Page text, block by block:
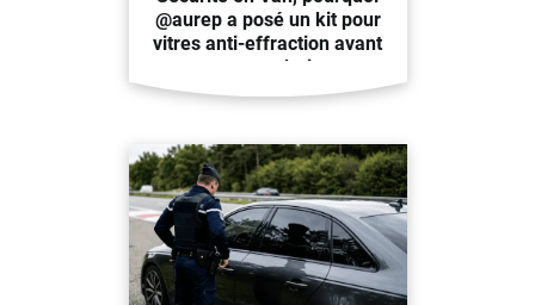
@aurep a posé un kit pour
vitres anti-effraction avant
son road trip